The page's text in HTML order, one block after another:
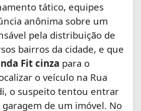
tático, equipes
anônima sobre um
pela distribuição de
bairros da cidade, e que
Fit cinza para o
o veículo na Rua
o suspeito tentou entrar
de um imóvel. No